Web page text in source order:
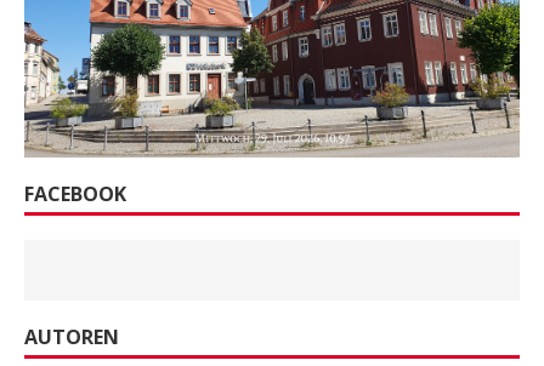
FACEBOOK
AUTOREN